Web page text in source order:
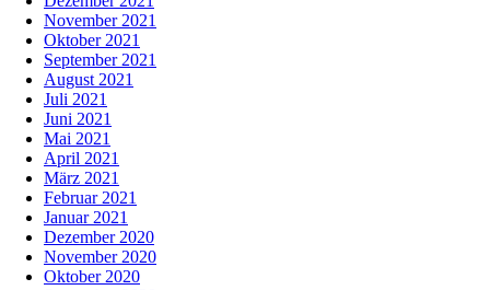
November 2021
Oktober 2021
September 2021
August 2021
Juli 2021
Juni 2021
Mai 2021
April 2021
März 2021
Februar 2021
Januar 2021
Dezember 2020
November 2020
Oktober 2020